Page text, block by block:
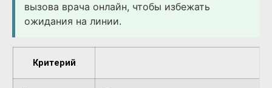
вызова врача онлайн, чтобы избежать
ожидания на линии.
Критерий